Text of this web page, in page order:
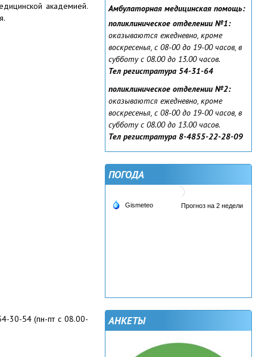
академией.
30-54 (пн-пт с 08.00-
Амбулаторная медицинская помощь:
поликлиническое отделении №1:
оказываются ежедневно, кроме
воскресенья, с 08-00 до 19-00 часов, в
субботу с 08.00 до 13.00 часов.
Тел регистратура 54-31-64
поликлиническое отделении №2:
оказываются ежедневно, кроме
воскресенья, с 08-00 до 19-00 часов, в
субботу с 08.00 до 13.00 часов.
Тел регистратура 8-4855-22-28-09
ПОГОДА
АНКЕТЫ